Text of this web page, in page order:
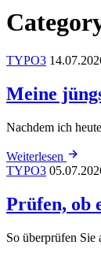
TYPO3
Meine
Nachdem ich
Weiterlesen
TYPO3
Prüfen, ob
So überprüfen Sie